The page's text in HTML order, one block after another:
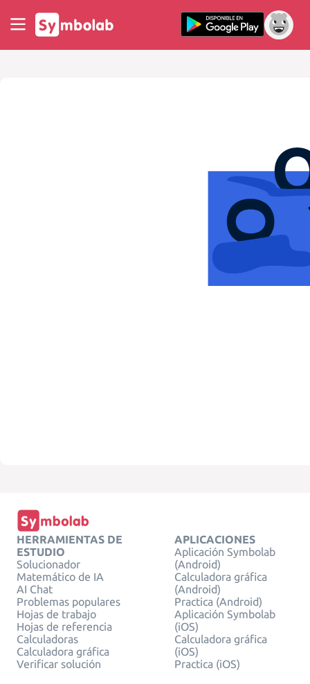
HERRAMIENTAS DE
ESTUDIO
Solucionador
Matemático de IA
AI Chat
Problemas populares
Hojas de trabajo
Hojas de referencia
Calculadoras
Calculadora gráfica
Verificar solución
APLICACIONES
Aplicación Symbolab
(Android)
Calculadora gráfica
(Android)
Practica (Android)
Aplicación Symbolab
(iOS)
Calculadora gráfica
(iOS)
Practica (iOS)